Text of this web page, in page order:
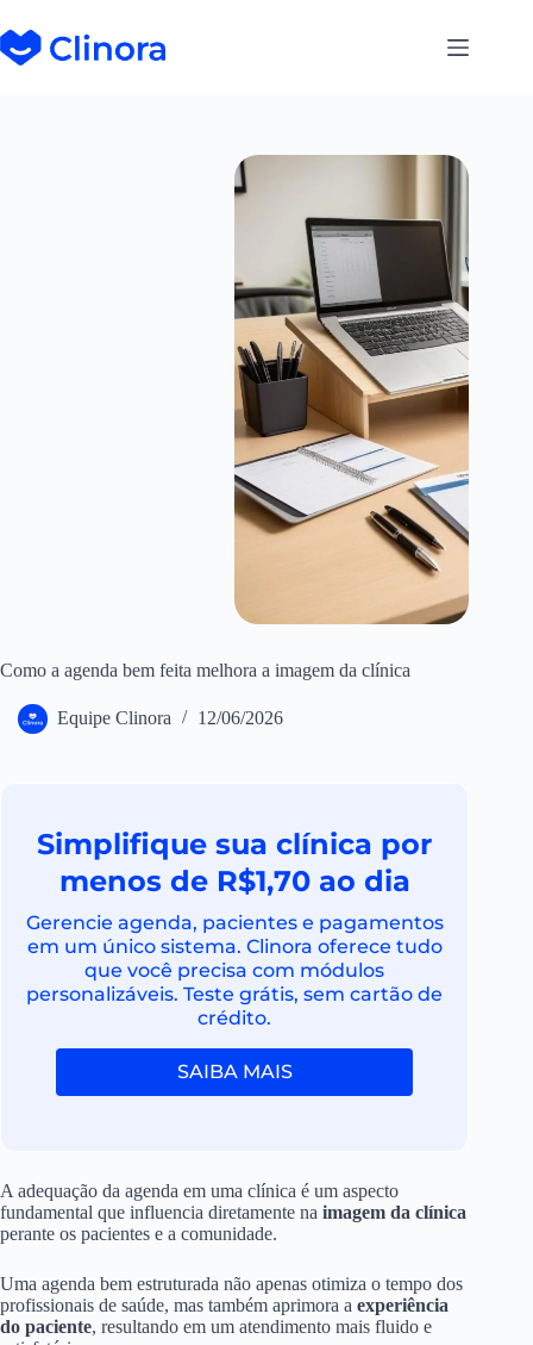
Como a agenda bem feita melhora a imagem da clínica
Equipe Clinora 12/06/2026
Simplifique sua clínica por
menos de R$1,70 ao dia
Gerencie agenda, pacientes e pagamentos
em um único sistema. Clinora oferece tudo
que você precisa com módulos
personalizáveis. Teste grátis, sem cartão de
crédito.
SAIBA MAIS
A adequação da agenda em uma clínica é um aspecto
fundamental que influencia diretamente na imagem da clínica
perante os pacientes e a comunidade.
Uma agenda bem estruturada não apenas otimiza o tempo dos
profissionais de saúde, mas também aprimora a experiência
do paciente, resultando em um atendimento mais fluido e